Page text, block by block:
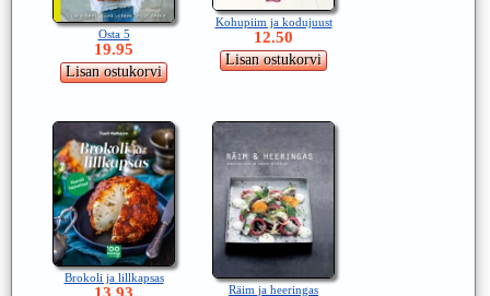
Osta 5
19.95
Kohupiim ja kodujuust
12.50
Brokoli ja lillkapsas
13.93 Räim ja heeringas